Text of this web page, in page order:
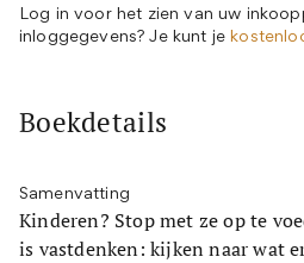
Log in voor het zien van uw
inloggegevens? Je kunt je
Boekdetails
Samenvatting
Kinderen? Stop met ze op te
is vastdenken: kijken naar wat